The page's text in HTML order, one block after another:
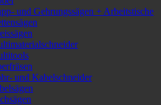
und Gehrungssägen + Arbeitstische
und Kabelschneider